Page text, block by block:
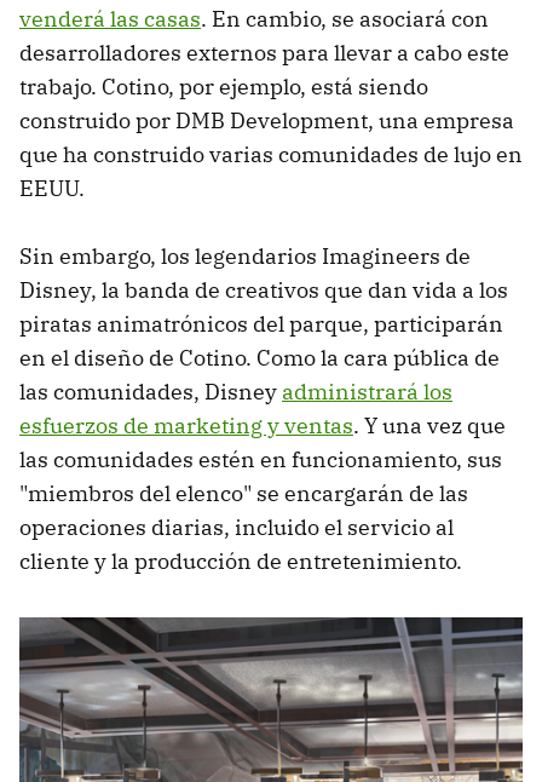
venderá las casas. En cambio, se asociará con
desarrolladores externos para llevar a cabo este
trabajo. Cotino, por ejemplo, está siendo
construido por DMB Development, una empresa
que ha construido varias comunidades de lujo en
EEUU.
Sin embargo, los legendarios Imagineers de
Disney, la banda de creativos que dan vida a los
piratas animatrónicos del parque, participarán
en el diseño de Cotino. Como la cara pública de
las comunidades, Disney administrará los
esfuerzos de marketing y ventas. Y una vez que
las comunidades estén en funcionamiento, sus
"miembros del elenco" se encargarán de las
operaciones diarias, incluido el servicio al
cliente y la producción de entretenimiento.